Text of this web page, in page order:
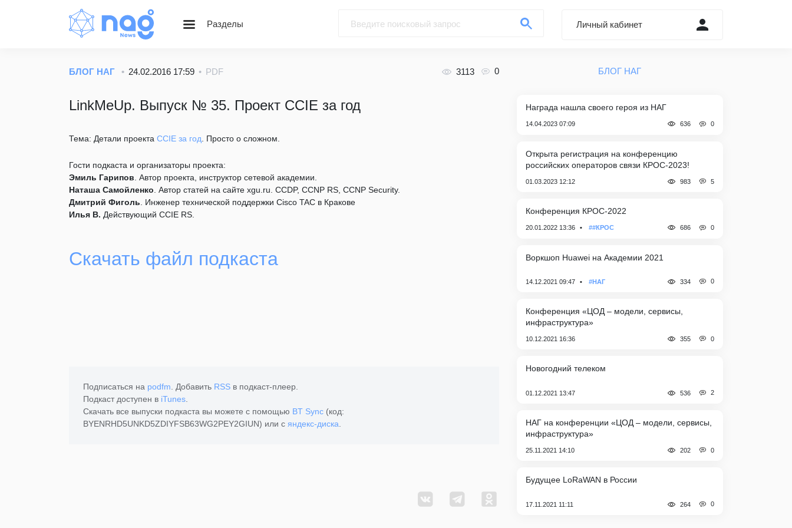
Разделы
Вебинары
Личный кабинет
БЛОГ НАГ 24.02.2016 17:59 PDF 3113 0
LinkMeUp. Выпуск № 35. Проект CCIE за год
Тема: Детали проекта CCIE за год . Просто о сложном.
Гости подкаста и организаторы проекта:
Эмиль Гарипов . Автор проекта, инструктор сетевой академии.
Наташа Самойленко . Автор статей на сайте xgu.ru. CCDP, CCNP RS, CCNP Security.
Дмитрий Фиголь . Инженер технической поддержки Cisco TAC в Кракове
Илья В. Действующий CCIE RS.
Скачать файл подкаста
Подписаться на podfm . Добавить RSS в подкаст-плеер.
Подкаст доступен в iTunes
Скачать все выпуски подкаста вы можете с помощью BT Sync (код:
BYENRHD5UNKD5ZDIYFSB63WG2PEY2GIUN) или с яндекс-диска
БЛОГ НАГ
Награда нашла своего героя из НАГ
14.04.2023 07:09 636 0
Открыта регистрация на конференцию
российских операторов связи КРОС-2023!
01.03.2023 12:12 983 5
Конференция КРОС-2022
20.01.2022 13:36 ##КРОС 686 0
Воркшоп Huawei на Академии 2021
14.12.2021 09:47 #НАГ 334 0
Конференция «ЦОД – модели, сервисы,
инфраструктура»
10.12.2021 16:36 355 0
Новогодний телеком
01.12.2021 13:47 536 2
НАГ на конференции «ЦОД – модели, сервисы,
инфраструктура»
25.11.2021 14:10 202 0
Будущее LoRaWAN в России
17.11.2021 11:11 264 0